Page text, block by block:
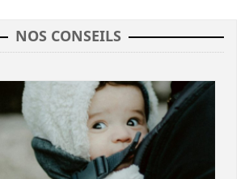
NOS CONSEILS